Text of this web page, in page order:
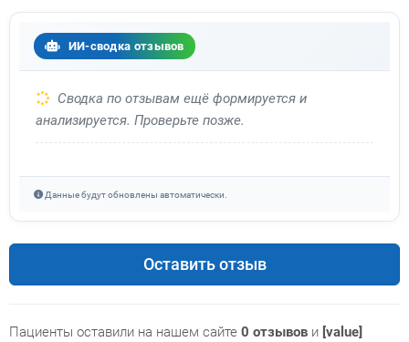
ИИ-сводка отзывов
Сводка по отзывам ещё формируется и
анализируется. Проверьте позже.
Данные будут обновлены автоматически.
Оставить отзыв
Пациенты оставили на нашем сайте 0 отзывов и [value]